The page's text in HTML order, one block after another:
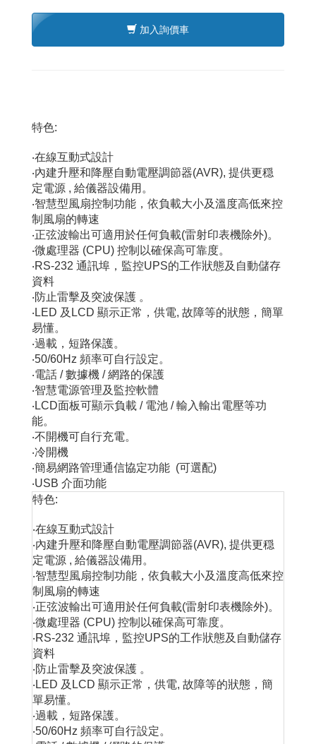
加入詢價車
特色:
‧在線互動式設計
‧內建升壓和降壓自動電壓調節器(AVR), 提供更穏
定電源 , 給儀器設備用。
‧智慧型風扇控制功能，依負載大小及溫度高低來控
制風扇的轉速
‧正弦波輸出可適用於任何負載(雷射印表機除外)。
‧微處理器 (CPU) 控制以確保高可靠度。
‧RS-232 通訊埠，監控UPS的工作狀態及自動儲存
資料
‧防止雷擊及突波保護 。
‧LED 及LCD 顯示正常，供電, 故障等的狀態，簡單
易懂。
‧過載，短路保護。
‧50/60Hz 頻率可自行設定。
‧電話 / 數據機 / 網路的保護
‧智慧電源管理及監控軟體
‧LCD面板可顯示負載 / 電池 / 輸入輸出電壓等功
能。
‧不開機可自行充電。
‧冷開機
‧簡易網路管理通信協定功能 (可選配)
‧USB 介面功能
特色:
‧在線互動式設計
‧內建升壓和降壓自動電壓調節器(AVR), 提供更穏
定電源 , 給儀器設備用。
‧智慧型風扇控制功能，依負載大小及溫度高低來控
制風扇的轉速
‧正弦波輸出可適用於任何負載(雷射印表機除外)。
‧微處理器 (CPU) 控制以確保高可靠度。
‧RS-232 通訊埠，監控UPS的工作狀態及自動儲存
資料
‧防止雷擊及突波保護 。
‧LED 及LCD 顯示正常，供電, 故障等的狀態，簡
單易懂。
‧過載，短路保護。
‧50/60Hz 頻率可自行設定。